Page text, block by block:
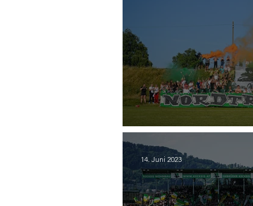
12. Simon Wüsthoff
14. Juni 2023